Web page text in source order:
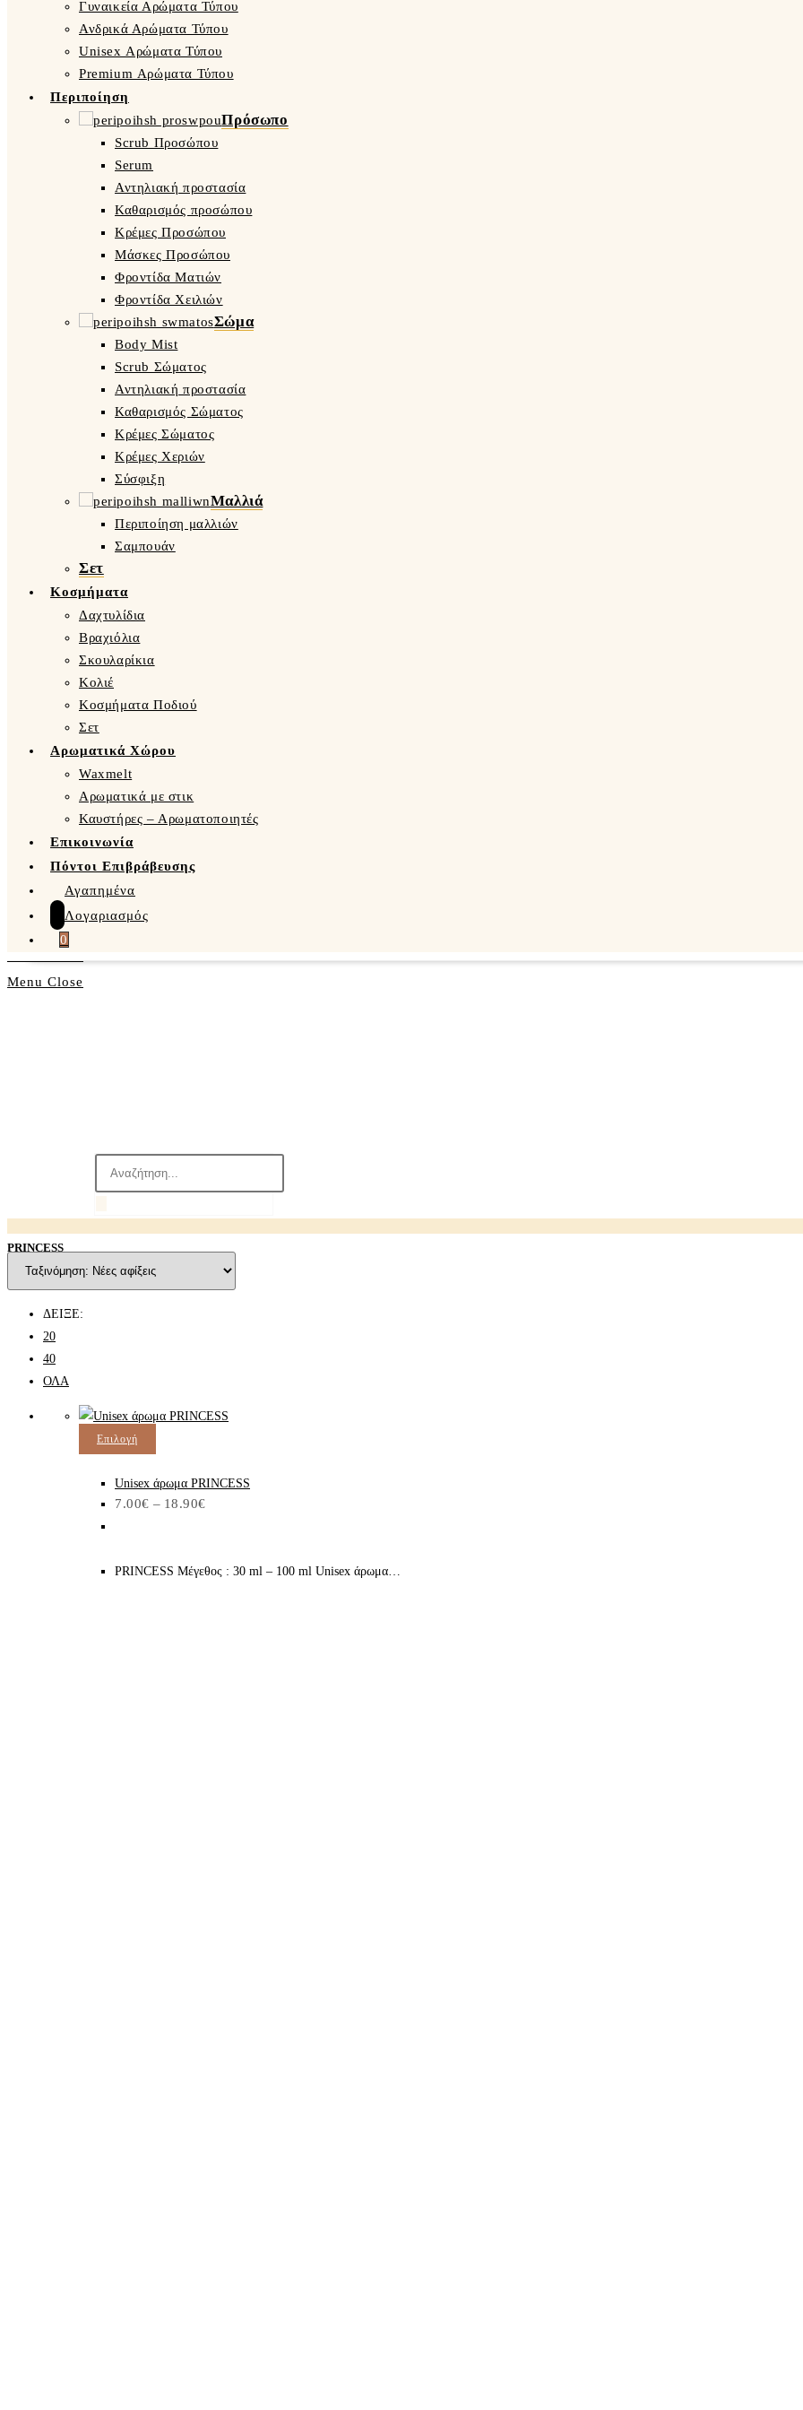
Γυναικεία Αρώματα Τύπου
Ανδρικά Αρώματα Τύπου
Unisex Αρώματα Τύπου
Premium Αρώματα Τύπου
Περιποίηση
Πρόσωπο
Scrub Προσώπου
Serum
Αντηλιακή προστασία
Καθαρισμός προσώπου
Κρέμες Προσώπου
Μάσκες Προσώπου
Φροντίδα Ματιών
Φροντίδα Χειλιών
Σώμα
Body Mist
Scrub Σώματος
Αντηλιακή προστασία
Καθαρισμός Σώματος
Κρέμες Σώματος
Κρέμες Χεριών
Σύσφιξη
Μαλλιά
Περιποίηση μαλλιών
Σαμπουάν
Σετ
Κοσμήματα
Δαχτυλίδια
Βραχιόλια
Σκουλαρίκια
Κολιέ
Κοσμήματα Ποδιού
Σετ
Αρωματικά Χώρου
Waxmelt
Αρωματικά με στικ
Καυστήρες – Αρωματοποιητές
Επικοινωνία
Πόντοι Επιβράβευσης
Αγαπημένα
Λογαριασμός
0
Menu Close
search
PRINCESS
ΔΕΙΞΕ:
20
40
ΟΛΑ
Επιλογή
προϊόν
έχει
Οι
Unisex άρωμα PRINCESS
7.00€ – 18.90€
range:
PRINCESS Μέγεθος : 30 ml – 100 ml Unisex άρωμα…